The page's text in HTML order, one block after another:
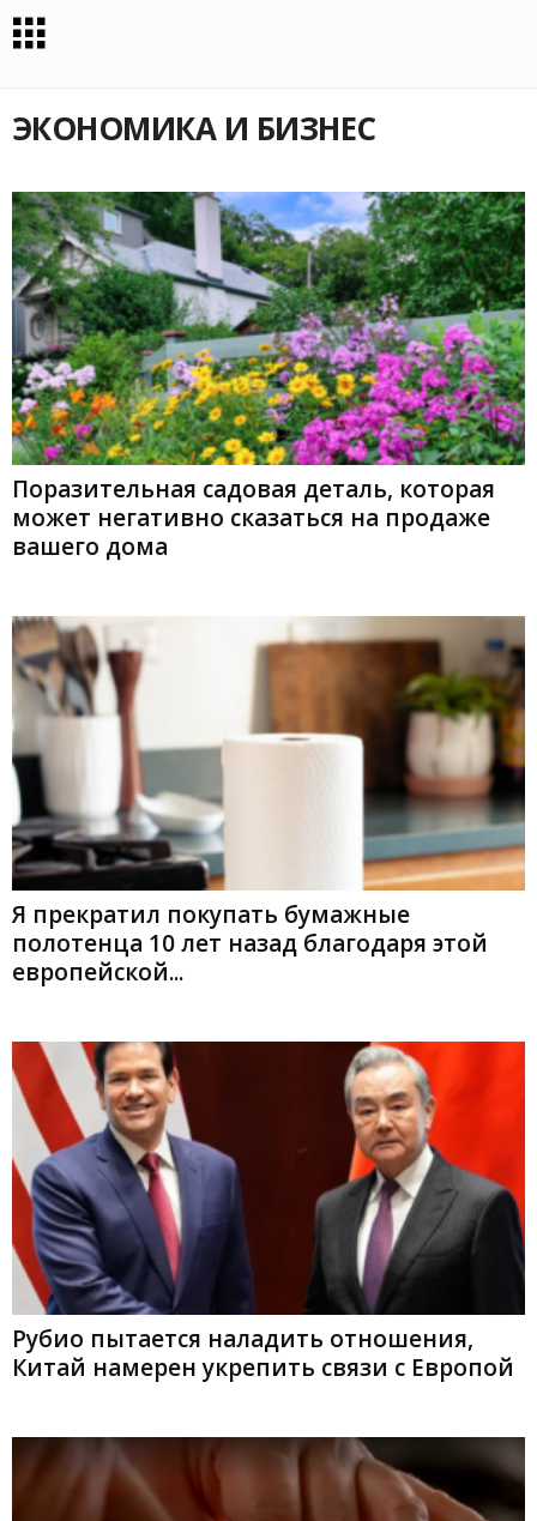
ЭКОНОМИКА И БИЗНЕС
Поразительная садовая деталь, которая
может негативно сказаться на продаже
вашего дома
Я прекратил покупать бумажные
полотенца 10 лет назад благодаря этой
европейской...
Рубио пытается наладить отношения,
Китай намерен укрепить связи с Европой